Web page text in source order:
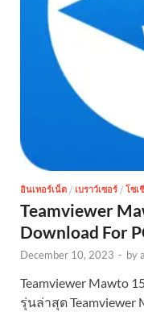
อินเทอร์เน็ต / เบราว์เซอร์ / โซเ
Teamviewer
Download For
December 10, 2023 - by
Teamviewer Mawto
รุ่นล่าสุด Teamviewer